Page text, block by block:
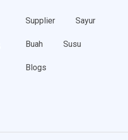
Supplier Sayur
Buah Susu
Blogs